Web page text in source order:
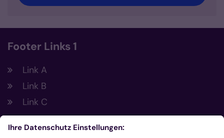
Footer Links 1
Link A
Link B
Link C
Footer Links 2